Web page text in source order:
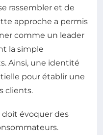
rassembler et de
approche a permis
comme un leader
la simple
Ainsi, une identité
pour établir une
clients.
évoquer des